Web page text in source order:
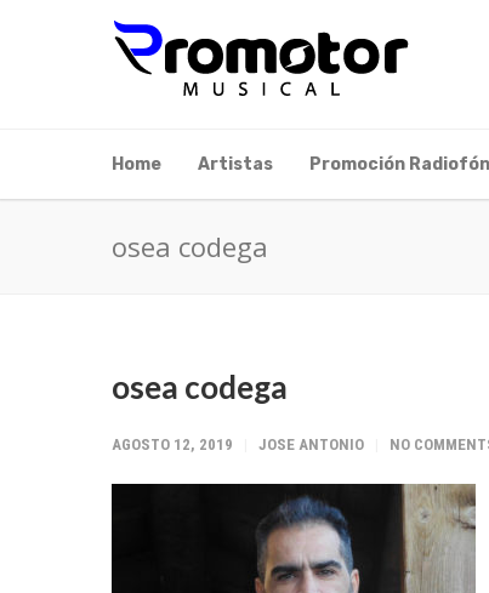
Home Artistas Promoción
osea codega
osea codega
AGOSTO 12, 2019 JOSE ANTONIO NO